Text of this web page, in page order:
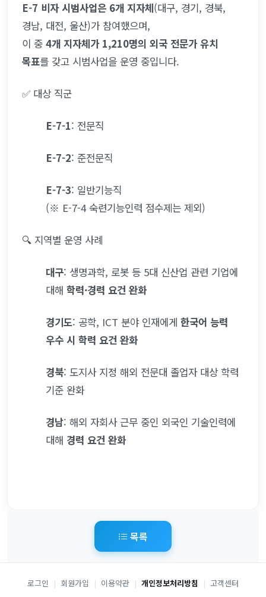
E-7 비자 시범사업은 6개 지자체(대구, 경기, 경북,
경남, 대전, 울산)가 참여했으며,
이 중 4개 지자체가 1,210명의 외국 전문가 유치
목표를 갖고 시범사업을 운영 중입니다.
✅ 대상 직군
E-7-1: 전문직
E-7-2: 준전문직
E-7-3: 일반기능직
(※ E-7-4 숙련기능인력 점수제는 제외)
🔍 지역별 운영 사례
대구: 생명과학, 로봇 등 5대 신산업 관련 기업에
대해 학력·경력 요건 완화
경기도: 공학, ICT 분야 인재에게 한국어 능력
우수 시 학력 요건 완화
경북: 도지사 지정 해외 전문대 졸업자 대상 학력
기준 완화
경남: 해외 자회사 근무 중인 외국인 기술인력에
대해 경력 요건 완화
목록
로그인 | 회원가입 | 이용약관 | 개인정보처리방침 | 고객센터